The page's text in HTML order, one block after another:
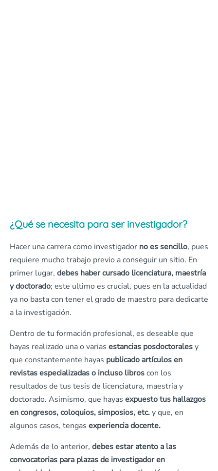
¿Qué se necesita para ser investigador?
Hacer una carrera como investigador no es sencillo, pues
requiere mucho trabajo previo a conseguir un sitio. En
primer lugar, debes haber cursado licenciatura, maestría
y doctorado; este ultimo es crucial, pues en la actualidad
ya no basta con tener el grado de maestro para dedicarte
a la investigación.
Dentro de tu formación profesional, es deseable que
hayas realizado una o varias estancias posdoctoralesy
que constantemente hayas publicado artículos en
revistas especializadas o incluso libroscon los
resultados de tus tesis de licenciatura, maestría y
doctorado. Asimismo, que hayas expuesto tus hallazgos
en congresos, coloquios, simposios, etc.y que, en
algunos casos, tengas experiencia docente.
Además de lo anterior, debes estar atento a las
convocatorias para plazas de investigador en